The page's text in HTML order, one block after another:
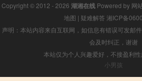
Copyright © 2012 - 2026 湖湘在线 Powered by 网
地图 | 疑难解答 湘ICP备
声明：本站内容来自互联网，如信息有错误可发邮
会及时纠正，谢谢
本站仅为个人兴趣爱好，不接盈利
小男孩